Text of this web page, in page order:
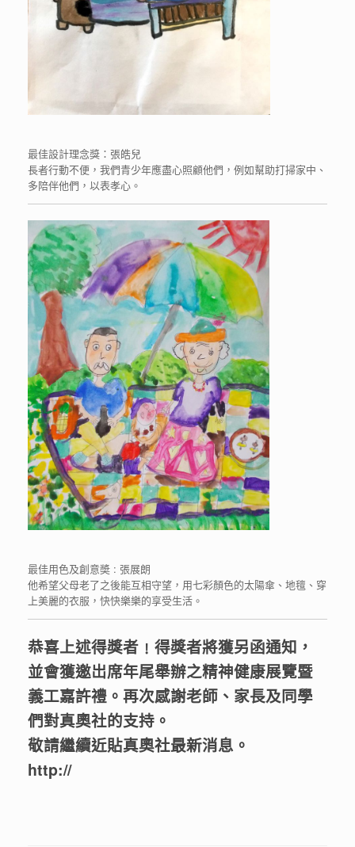
最佳設計理念獎：張皓兒
長者行動不便，我們青少年應盡心照顧他們，例如幫助打掃家中、
多陪伴他們，以表孝心。
最佳用色及創意奬 : 張展朗
他希望父母老了之後能互相守望，用七彩顏色的太陽傘、地氊、穿
上美麗的衣服，快快樂樂的享受生活。
恭喜上述得獎者﹗得獎者將獲另函通知，
並會獲邀岀席年尾舉辦之精神健康展覽暨
義工嘉許禮。再次感謝老師、家長及同學
們對真奧社的支持。
敬請繼續近貼真奧社最新消息。
http://